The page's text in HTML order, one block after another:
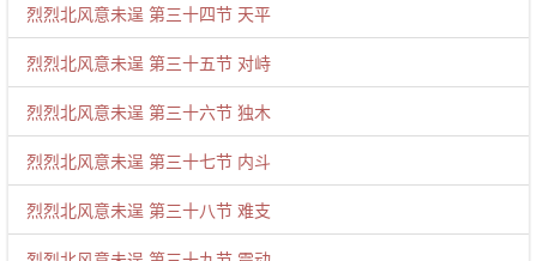
烈烈北风意未逞 第三十四节 天平
烈烈北风意未逞 第三十五节 对峙
烈烈北风意未逞 第三十六节 独木
烈烈北风意未逞 第三十七节 内斗
烈烈北风意未逞 第三十八节 难支